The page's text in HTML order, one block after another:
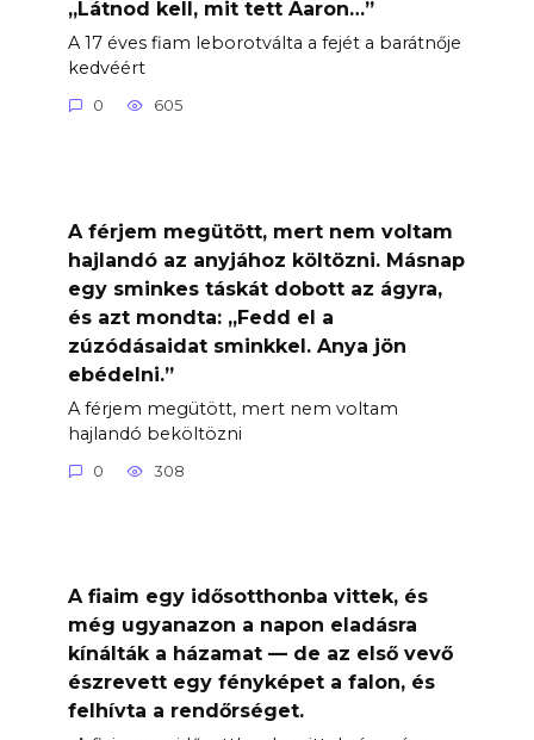
„Látnod kell, mit tett Aaron…”
A 17 éves fiam leborotválta a fejét a barátnője
kedvéért
0 605
A férjem megütött, mert nem voltam
hajlandó az anyjához költözni. Másnap
egy sminkes táskát dobott az ágyra,
és azt mondta: „Fedd el a
zúzódásaidat sminkkel. Anya jön
ebédelni.”
A férjem megütött, mert nem voltam
hajlandó beköltözni
0 308
A fiaim egy idősotthonba vittek, és
még ugyanazon a napon eladásra
kínálták a házamat — de az első vevő
észrevett egy fényképet a falon, és
felhívta a rendőrséget.